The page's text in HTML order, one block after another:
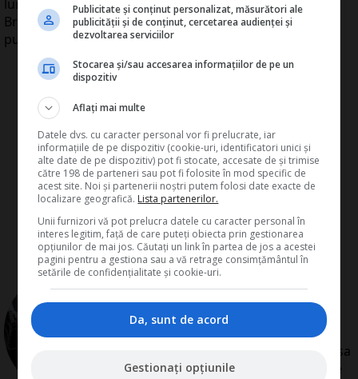
luni, cu o scădere mai accentuată a Produsului Intern
Brut (PIB) în trimestrul doi, potrivit unui studiu al
publicaţiei economice Nikkei.
deRedactia Conta
Redactia Conta este alcatuita din
autori cu experienta dovedita pe
domenii precum contabilitate si
fiscalitate. Colectivul si-a propus sa
creeze continut interesant si bine
Publicitate și conținut personalizat, măsurători ale
publicității și de conținut, cercetarea audienței și
dezvoltarea serviciilor
Stocarea și/sau accesarea informațiilor de pe un
dispozitiv
Aflați mai multe
Datele dvs. cu caracter personal vor fi prelucrate, iar
informațiile de pe dispozitiv (cookie-uri, identificatori unici și
alte date de pe dispozitiv) pot fi stocate, accesate de și trimise
către 198 de parteneri sau pot fi folosite în mod specific de
acest site. Noi și partenerii noștri putem folosi date exacte de
localizare geografică. Lista partenerilor.
Unii furnizori vă pot prelucra datele cu caracter personal în
interes legitim, față de care puteți obiecta prin gestionarea
opțiunilor de mai jos. Căutați un link în partea de jos a acestei
pagini pentru a gestiona sau a vă retrage consimțământul în
setările de confidențialitate și cookie-uri.
Da, sunt de acord
Gestionați opțiunile